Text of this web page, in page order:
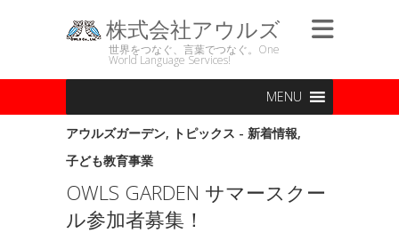
株式会社アウルズ
世界をつなぐ、言葉でつなぐ。One
World Language Services!
MENU
アウルズガーデン, トピックス - 新着情報,
子ども教育事業
OWLS GARDEN サマースクー
ル参加者募集！